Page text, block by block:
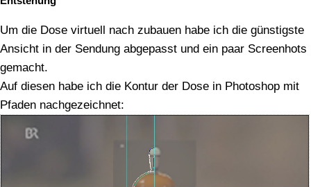
Um die Dose virtuell nach zubauen habe ich die günstigste
Ansicht in der Sendung abgepasst und ein paar Screenhots
gemacht.
Auf diesen habe ich die Kontur der Dose in Photoshop mit
Pfaden nachgezeichnet: